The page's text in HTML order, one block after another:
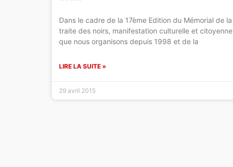
Dans le cadre de la 17ème Edition du Mémorial de la
traite des noirs, manifestation culturelle et citoyenne
que nous organisons depuis 1998 et de la
LIRE LA SUITE »
29 avril 2015